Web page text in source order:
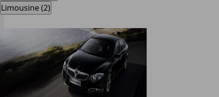
Limousine (2)